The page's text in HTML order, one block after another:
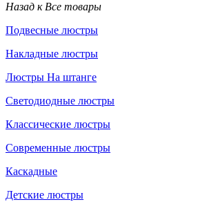
Назад к Все товары
Подвесные люстры
Накладные люстры
Люстры На штанге
Светодиодные люстры
Классические люстры
Современные люстры
Каскадные
Детские люстры